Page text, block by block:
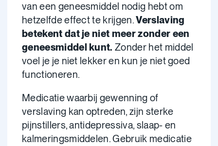
van een geneesmiddel nodig hebt om
hetzelfde effect te krijgen.Verslaving
betekent dat je niet meer zonder een
geneesmiddel kunt. Zonder het middel
voel je je niet lekker en kun je niet goed
functioneren.
Medicatie waarbij gewenning of
verslaving kan optreden, zijn sterke
pijnstillers, antidepressiva, slaap- en
kalmeringsmiddelen. Gebruik medicatie